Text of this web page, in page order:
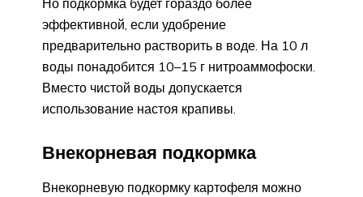
эффективной, если удобрение
предварительно растворить в воде. На 10 л
воды понадобится 10–15 г нитроаммофоски.
Вместо чистой воды допускается
использование настоя крапивы.
Внекорневая подкормка
Внекорневую подкормку картофеля можно